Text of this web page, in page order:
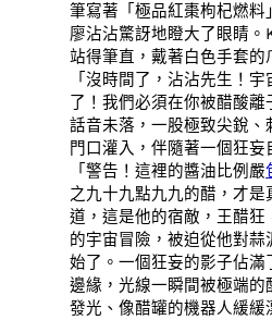
筆寫著「極品紅棗枸杞燃
廖沾沾驚訝地瞪大了眼睛
站得筆直，戴著白色手套的
「沒時間了，沾沾先生！
了！我們必須在你被醋酸離
話音未落，一股極致尖銳、
門口灌入，伴隨著一個狂妄
「警告！這裡的醬油比例嚴
之九十九點九九的醋，才是
道，這是他的宿敵，王醋狂
的宇宙冒險，被迫從他對蒜
始了。一個狂妄的影子佔滿
邊緣，光線一瞬間被極端的
發光、像醋罐的機器人緩緩